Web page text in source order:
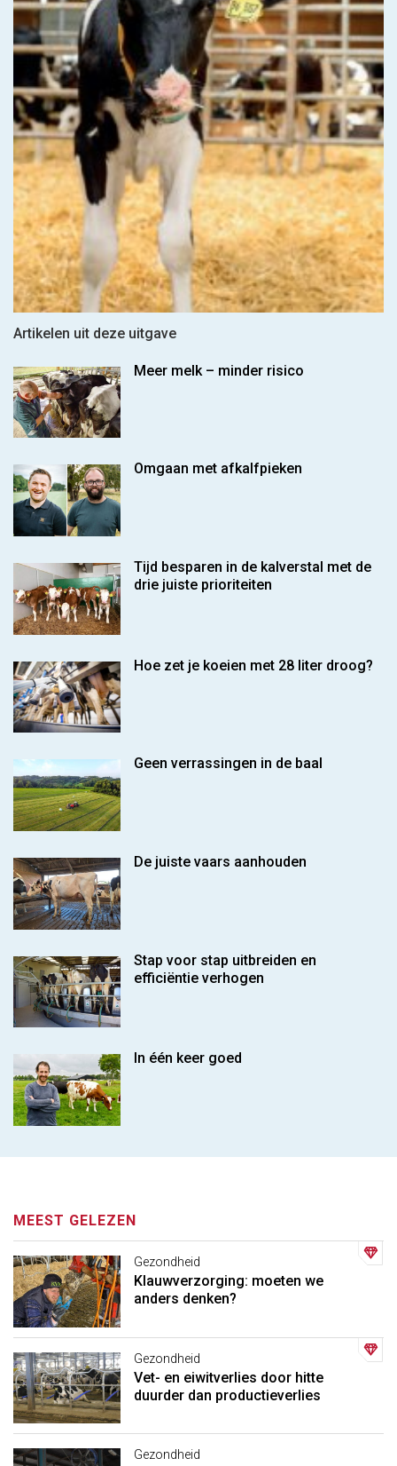
Artikelen uit deze uitgave
Meer melk – minder risico
Omgaan met afkalfpieken
Tijd besparen in de kalverstal met de
drie juiste prioriteiten
Hoe zet je koeien met 28 liter droog?
Geen verrassingen in de baal
De juiste vaars aanhouden
Stap voor stap uitbreiden en
efficiëntie verhogen
In één keer goed
MEEST GELEZEN
Gezondheid
Klauwverzorging: moeten we
anders denken?
Gezondheid
Vet- en eiwitverlies door hitte
duurder dan productieverlies
Gezondheid